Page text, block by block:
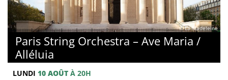
© La Madeleine
Paris String Orchestra – Ave Maria /
Alléluia
LUNDI 10 AOÛT À 20H